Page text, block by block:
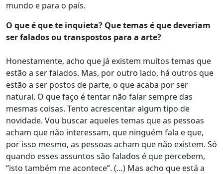
mundo e para o país.
O que é que te inquieta? Que temas é que deveriam
ser falados ou transpostos para a arte?
Honestamente, acho que já existem muitos temas que
estão a ser falados. Mas, por outro lado, há outros que
estão a ser postos de parte, o que acaba por ser
natural. O que faço é tentar não falar sempre das
mesmas coisas. Tento acrescentar algum tipo de
novidade. Vou buscar aqueles temas que as pessoas
acham que não interessam, que ninguém fala e que,
por isso mesmo, as pessoas acham que não existem. Só
quando esses assuntos são falados é que percebem,
“isto também me acontece”. (…) Mas acho que está a